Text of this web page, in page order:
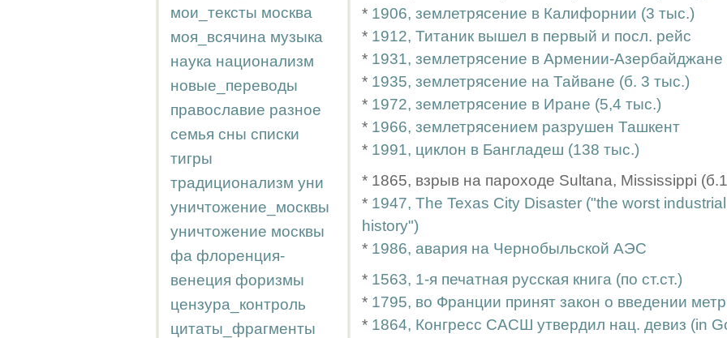
мои_тексты москва
моя_всячина музыка
наука национализм
новые_переводы
православие разное
семья сны списки
тигры
традиционализм уни
уничтожение_москвы
уничтожение москвы
фа флоренция-
венеция форизмы
цензура_контроль
цитаты_фрагменты
* 1906, землетрясение в Калифорнии (3 тыс.)
* 1912, Титаник вышел в первый и посл. рейс
* 1931, землетрясение в Армении-Азербайджане
* 1935, землетрясение на Тайване (б. 3 тыс.)
* 1972, землетрясение в Иране (5,4 тыс.)
* 1966, землетрясением разрушен Ташкент
* 1991, циклон в Бангладеш (138 тыс.)
* 1865, взрыв на пароходе Sultana, Mississippi
* 1947, The Texas City Disaster ("the worst
history")
* 1986, авария на Чернобыльской АЭС
* 1563, 1-я печатная русская книга (по ст.ст.)
* 1795, во Франции принят закон о введении
* 1864, Конгресс САСШ утвердил нац. девиз (in